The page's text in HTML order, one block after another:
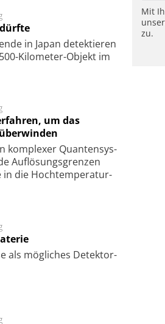
in Japan de­tek­tie­ren
Kilo­meter-Objekt im
um das
kom­ple­xer Quan­ten­sys­
Auf­lösungs­gren­zen
in die Hoch­tempe­ra­tur­
als mög­li­ches De­tek­tor­
Mit
zu.